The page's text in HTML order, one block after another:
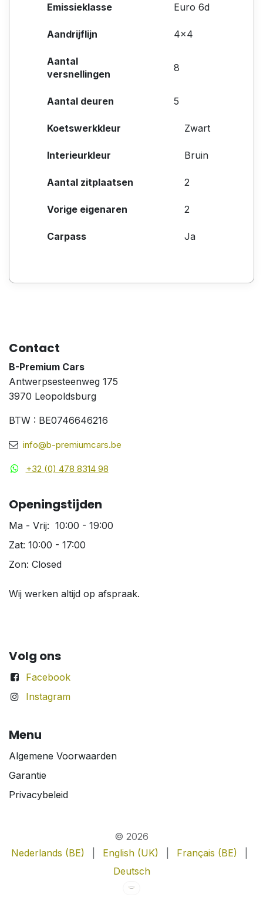
Emissieklasse Euro 6d
Aandrijflijn 4x4
Aantal
versnellingen
8
Aantal deuren 5
Koetswerkkleur Zwart
Interieurkleur Bruin
Aantal zitplaatsen 2
Vorige eigenaren 2
Carpass Ja
Contact
B-Premium Cars
Antwerpsesteenweg 175
3970 Leopoldsburg
BTW : BE0746646216
info@b-premiumcars.be
+32 (0) 478 8314 98
Openingstijden
Ma - Vrij: 10:00 - 19:00
Zat: 10:00 - 17:00
Zon: Closed
Wij werken altijd op afspraak.
Volg ons
Facebook
Instagram
Menu
Algemene Voorwaarden
Garantie
Privacybeleid
© 2026
Nederlands (BE)
English (UK) Français (BE)
Deutsch